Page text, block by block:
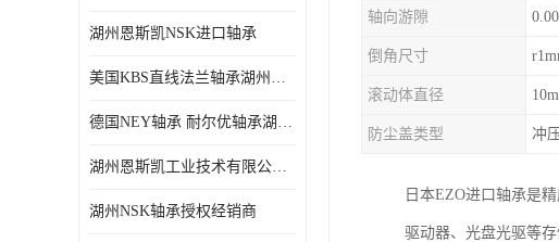
湖州恩斯凯NSK进口轴承
美国KBS直线法兰轴承湖州KBS轴承
德国NEY轴承 耐尔优轴承湖州代理商
湖州恩斯凯工业技术有限公司NSK轴承*经销商
湖州NSK轴承授权经销商
轴向游隙
倒角尺寸
滚动体直径
防尘盖类型 冲
日本EZO进口轴承是
驱动器、光盘光驱等